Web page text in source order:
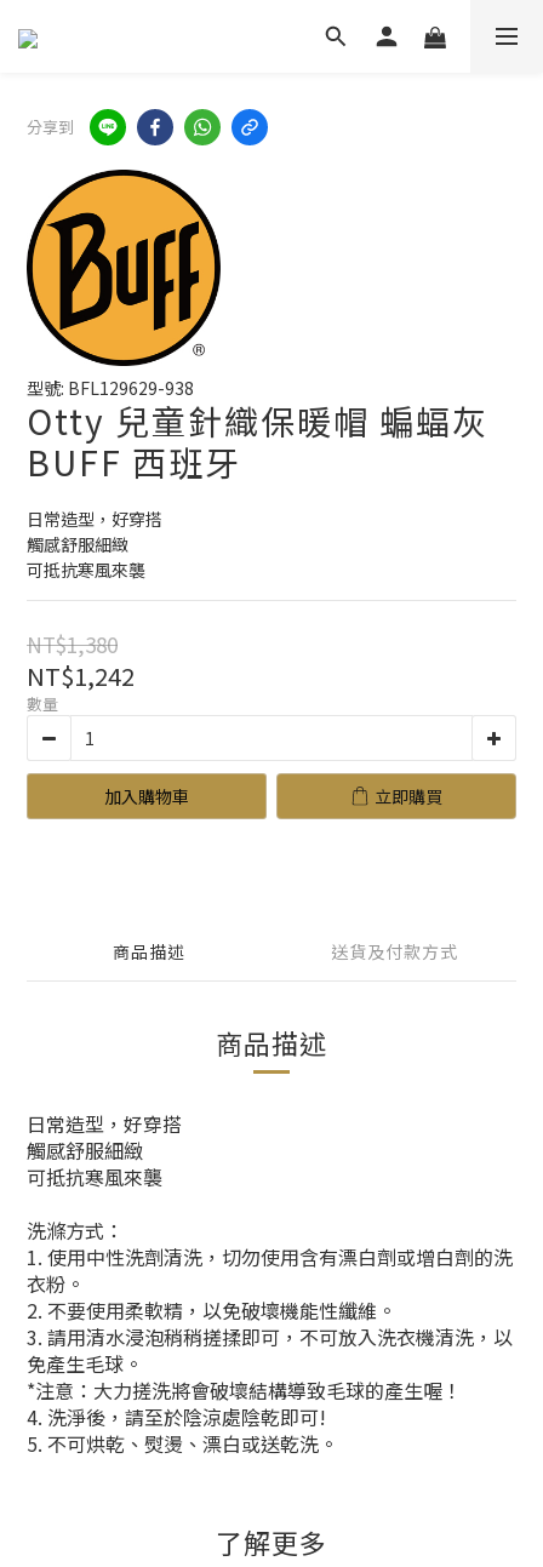
分享到
型號: BFL129629-938
Otty 兒童針織保暖帽 蝙蝠灰
BUFF 西班牙
日常造型，好穿搭
觸感舒服細緻
可抵抗寒風來襲
NT$1,380
NT$1,242
數量
加入購物車 立即購買
商品描述 送貨及付款方式
商品描述
日常造型，好穿搭
觸感舒服細緻
可抵抗寒風來襲
洗滌方式：
1. 使用中性洗劑清洗，切勿使用含有漂白劑或增白劑的洗
衣粉。
2. 不要使用柔軟精，以免破壞機能性纖維。
3. 請用清水浸泡稍稍搓揉即可，不可放入洗衣機清洗，以
免產生毛球。
*注意：大力搓洗將會破壞結構導致毛球的產生喔！
4. 洗淨後，請至於陰涼處陰乾即可!
5. 不可烘乾、熨燙、漂白或送乾洗。
了解更多